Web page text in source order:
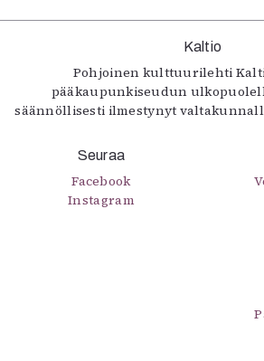
Kaltio
Pohjoinen kulttuurilehti
pääkaupunkiseudun
säännöllisesti ilmestynyt
Seuraa
Facebook
Instagram